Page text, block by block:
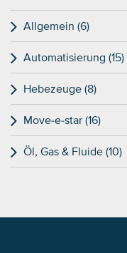
Allgemein (6)
Automatisierung (15)
Hebezeuge (8)
Move-e-star (16)
Öl, Gas & Fluide (10)